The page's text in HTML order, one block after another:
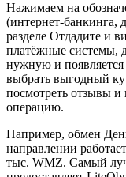
Нажимаем на
(интернет-банкинга,
разделе Отдадите и
платёжные системы,
нужную и
выбрать выгодный
посмотреть отзывы и
операцию.
Например, обмен
направлении
тыс. WMZ. Самый